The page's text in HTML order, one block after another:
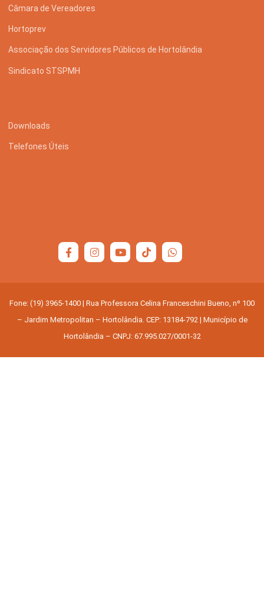
Câmara de Vereadores
Hortoprev
Associação dos Servidores Públicos de Hortolândia
Sindicato STSPMH
Downloads
Telefones Úteis
Fone: (19) 3965-1400 | Rua Professora Celina Franceschini Bueno, nº 100
– Jardim Metropolitan – Hortolândia. CEP: 13184-792 | Município de
Hortolândia – CNPJ: 67.995.027/0001-32